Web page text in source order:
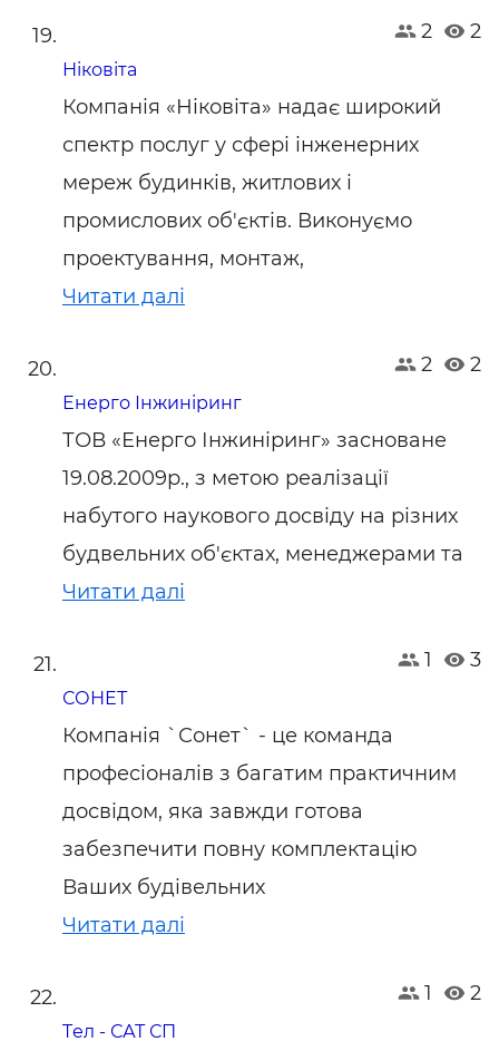
2 2
Ніковіта
Компанія «Ніковіта» надає широкий
спектр послуг у сфері інженерних
мереж будинків, житлових і
промислових об'єктів. Виконуємо
проектування, монтаж,
Читати далі
2 2
Енерго Інжиніринг
ТОВ «Енерго Інжиніринг» засноване
19.08.2009р., з метою реалізації
набутого наукового досвіду на різних
будвельних об'єктах, менеджерами та
Читати далі
1 3
СОНЕТ
Компанія `Сонет` - це команда
професіоналів з багатим практичним
досвідом, яка завжди готова
забезпечити повну комплектацію
Ваших будівельних
Читати далі
1 2
Tел - САТ СП